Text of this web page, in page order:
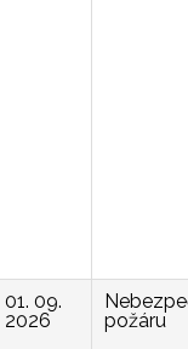
01. 09.
2026
požáru